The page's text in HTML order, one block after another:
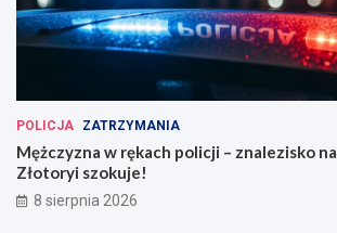
POLICJA ZATRZYMANIA
Mężczyzna w rękach policji – znalezisko
Złotoryi szokuje!
8 sierpnia 2026